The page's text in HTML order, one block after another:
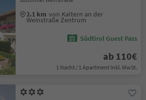
2.1 km von Kaltern an der
Weinstraße Zentrum
Südtirol Guest Pass
ab 110€
1 Nacht / 1 Apartment Inkl. MwSt.